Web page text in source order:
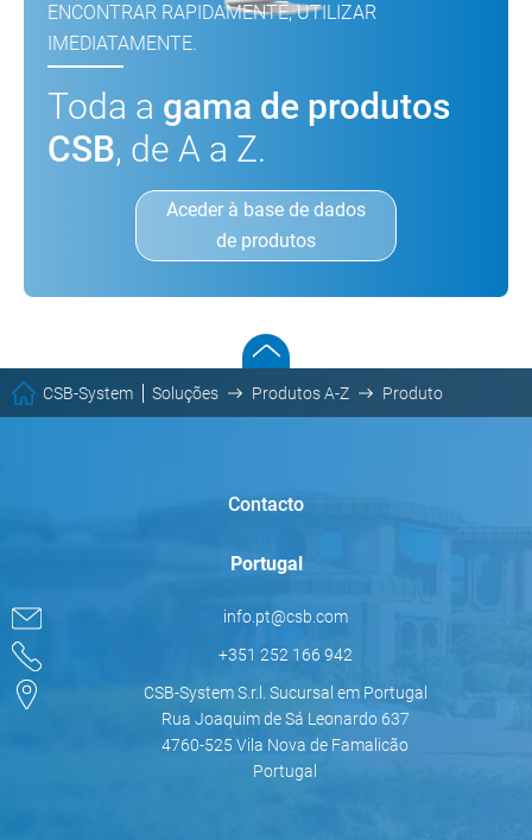
ENCONTRAR RAPIDAMENTE, UTILIZAR
IMEDIATAMENTE.
Toda a gama de produtos
CSB, de A a Z.
Aceder à base de dados
de produtos
CSB-System Soluções Produtos A-Z Produto
Contacto
Portugal
info.pt@csb.com
+351 252 166 942
CSB-System S.r.l. Sucursal em Portugal
Rua Joaquim de Sá Leonardo 637
4760-525 Vila Nova de Famalicão
Portugal